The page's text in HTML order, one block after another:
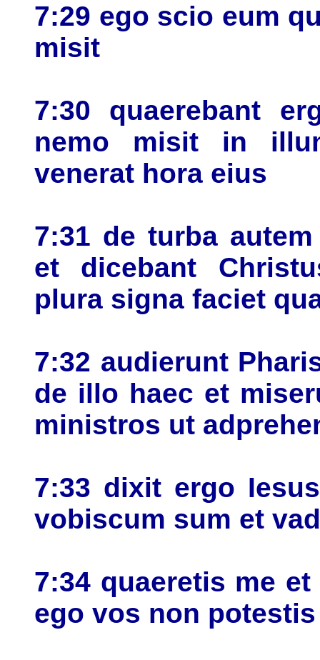
7:29 ego scio eum
misit
7:30 quaerebant
nemo misit in
venerat hora eius
7:31 de turba
et dicebant
plura signa faciet
7:32 audierunt
de illo haec et
ministros ut
7:33 dixit ergo
vobiscum sum et
7:34 quaeretis me
ego vos non